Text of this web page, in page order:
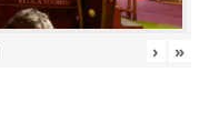
› »